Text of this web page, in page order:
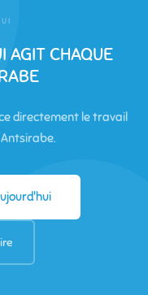
AGIT CHAQUE
directement le travail